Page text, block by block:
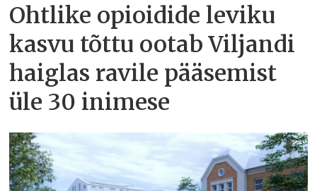
Ohtlike opioidide leviku
kasvu tõttu ootab Viljandi
haiglas ravile pääsemist
üle 30 inimese